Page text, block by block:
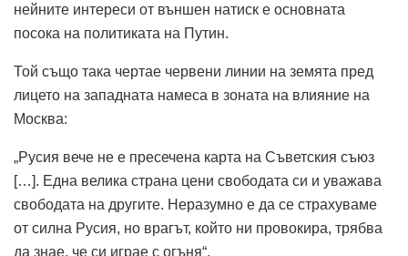
нейните интереси от външен натиск е основната
посока на политиката на Путин.
Той също така чертае червени линии на земята пред
лицето на западната намеса в зоната на влияние на
Москва:
„Русия вече не е пресечена карта на Съветския съюз
[…]. Една велика страна цени свободата си и уважава
свободата на другите. Неразумно е да се страхуваме
от силна Русия, но врагът, който ни провокира, трябва
да знае, че си играе с огъня“.